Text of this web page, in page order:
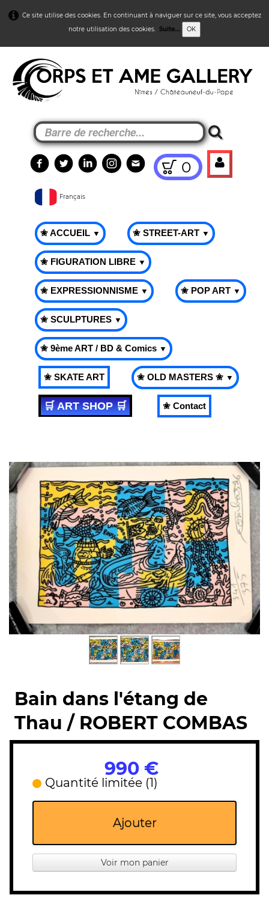
Ce site utilise des cookies. En continuant à naviguer sur ce site, vous acceptez
notre utilisation des cookies. Suite... OK
0
Français
✬ ACCUEIL ▼ ✬ STREET-ART ▼
✬ FIGURATION LIBRE ▼
✬ EXPRESSIONNISME ▼ ✬ POP ART ▼
✬ SCULPTURES ▼
✬ 9ème ART / BD & Comics ▼
✬ SKATE ART ✬ OLD MASTERS ✬ ▼
🛒 ART SHOP 🛒 ✬ Contact
Bain dans l'étang de
Thau / ROBERT COMBAS
990 €
Quantité limitée (1)
Ajouter
Voir mon panier